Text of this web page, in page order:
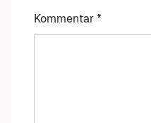
Kommentar *